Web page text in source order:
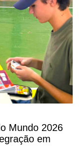
Mundo 2026
em